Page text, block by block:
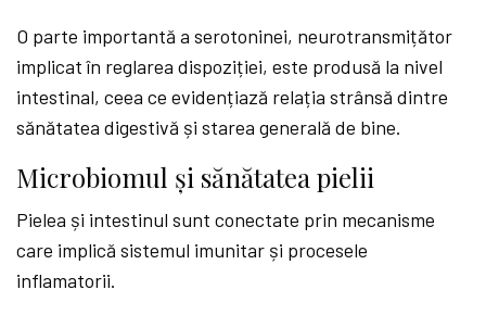
O parte importantă a serotoninei, neurotransmițător
implicat în reglarea dispoziției, este produsă la nivel
intestinal, ceea ce evidențiază relația strânsă dintre
sănătatea digestivă și starea generală de bine.
Microbiomul și sănătatea pielii
Pielea și intestinul sunt conectate prin mecanisme
care implică sistemul imunitar și procesele
inflamatorii.